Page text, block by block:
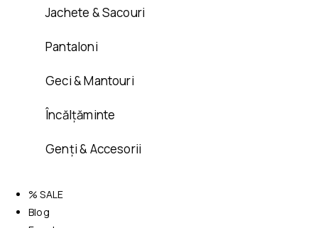
Jachete & Sacouri
Pantaloni
Geci & Mantouri
Încălțăminte
Genți & Accesorii
% SALE
Blog